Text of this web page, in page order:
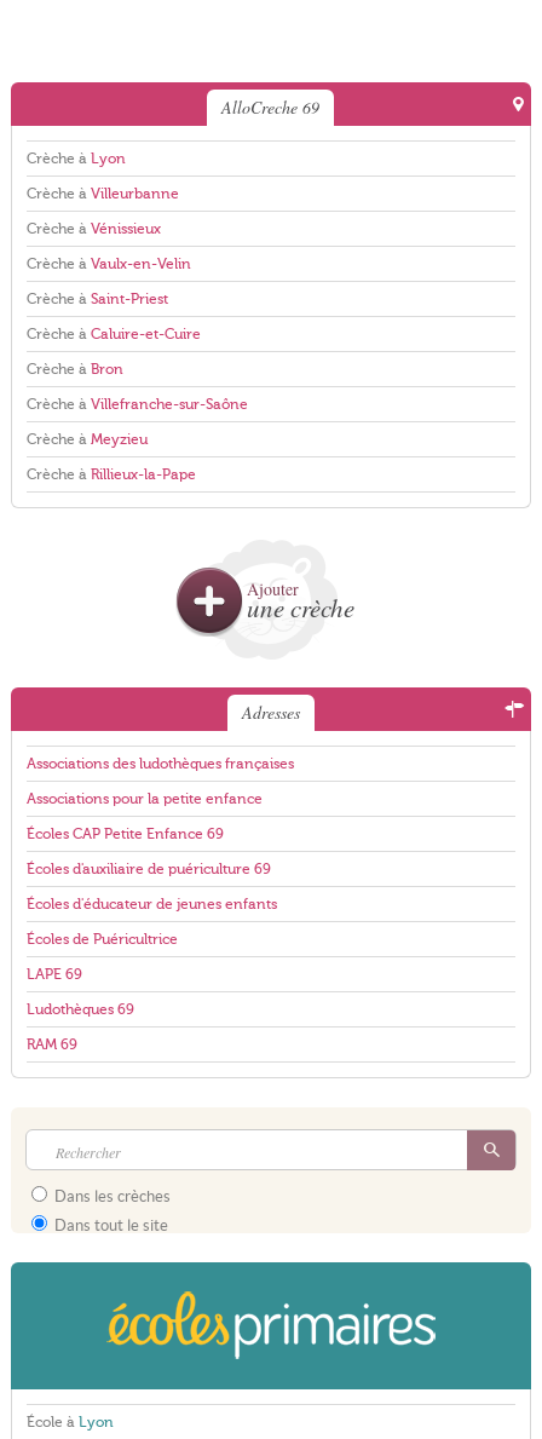
AlloCreche 69
Crèche à Lyon
Crèche à Villeurbanne
Crèche à Vénissieux
Crèche à Vaulx-en-Velin
Crèche à Saint-Priest
Crèche à Caluire-et-Cuire
Crèche à Bron
Crèche à Villefranche-sur-Saône
Crèche à Meyzieu
Crèche à Rillieux-la-Pape
Ajouter
une crèche
Adresses
Associations des ludothèques françaises
Associations pour la petite enfance
Écoles CAP Petite Enfance 69
Écoles d'auxiliaire de puériculture 69
Écoles d'éducateur de jeunes enfants
Écoles de Puéricultrice
LAPE 69
Ludothèques 69
RAM 69
Dans les crèches
Dans tout le site
École à Lyon